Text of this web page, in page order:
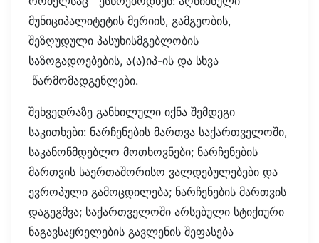
მუნიციპალიტეტის მერიის, გამგეობის,
შეზღუდული პასუხისმგებლობის
საზოგადოებების, ა(ა)იპ-ის და სხვა
წარმომადგენლები.
შეხვედრაზე განხილული იქნა შემდეგი
საკითხები: ნარჩენების მართვა საქართველოში,
საკანონმდებლო მოთხოვნები; ნარჩენების
მართვის საერთაშორისო ვალდებულებები და
ევროპული გამოცდილება; ნარჩენების მართვის
დაგეგმვა; საქართველოში არსებული სტიქიური
ნაგავსაყრელების გავლენის შეფასება